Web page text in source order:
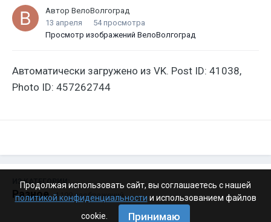
Автор ВелоВолгоград
13 апреля
54 просмотра
Просмотр изображений ВелоВолгоград
Автоматически загружено из VK. Post ID: 41038,
Photo ID: 457262744
ИЗ КАТЕГОРИИ:
Разное · 4 199 изображений
Продолжая использовать сайт, вы соглашаетесь с нашей
политикой конфиденциальности и использованием файлов
cookie.
Принимаю